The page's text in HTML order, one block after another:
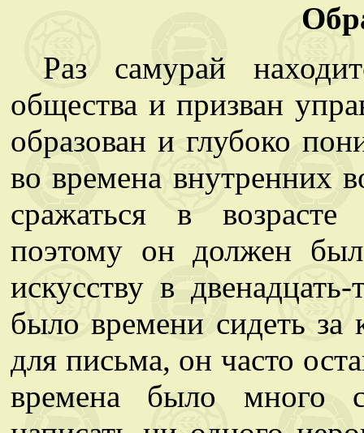
Раз самурай
общества и призван
образован и глубоко
во времена внутренних
сражаться в возрасте
поэтому он должен был
искусству в
было времени сидеть за
для письма, он часто
времена было много